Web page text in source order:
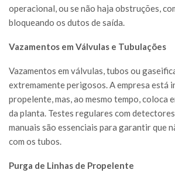
operacional, ou se não haja obstruções,
bloqueando os dutos de saída.
Vazamentos em Válvulas e Tubulações
Vazamentos em válvulas, tubos ou
extremamente perigosos. A empresa está
propelente, mas, ao mesmo tempo, coloca
da planta. Testes regulares com
manuais são essenciais para garantir que
com os tubos.
Purga de Linhas de Propelente